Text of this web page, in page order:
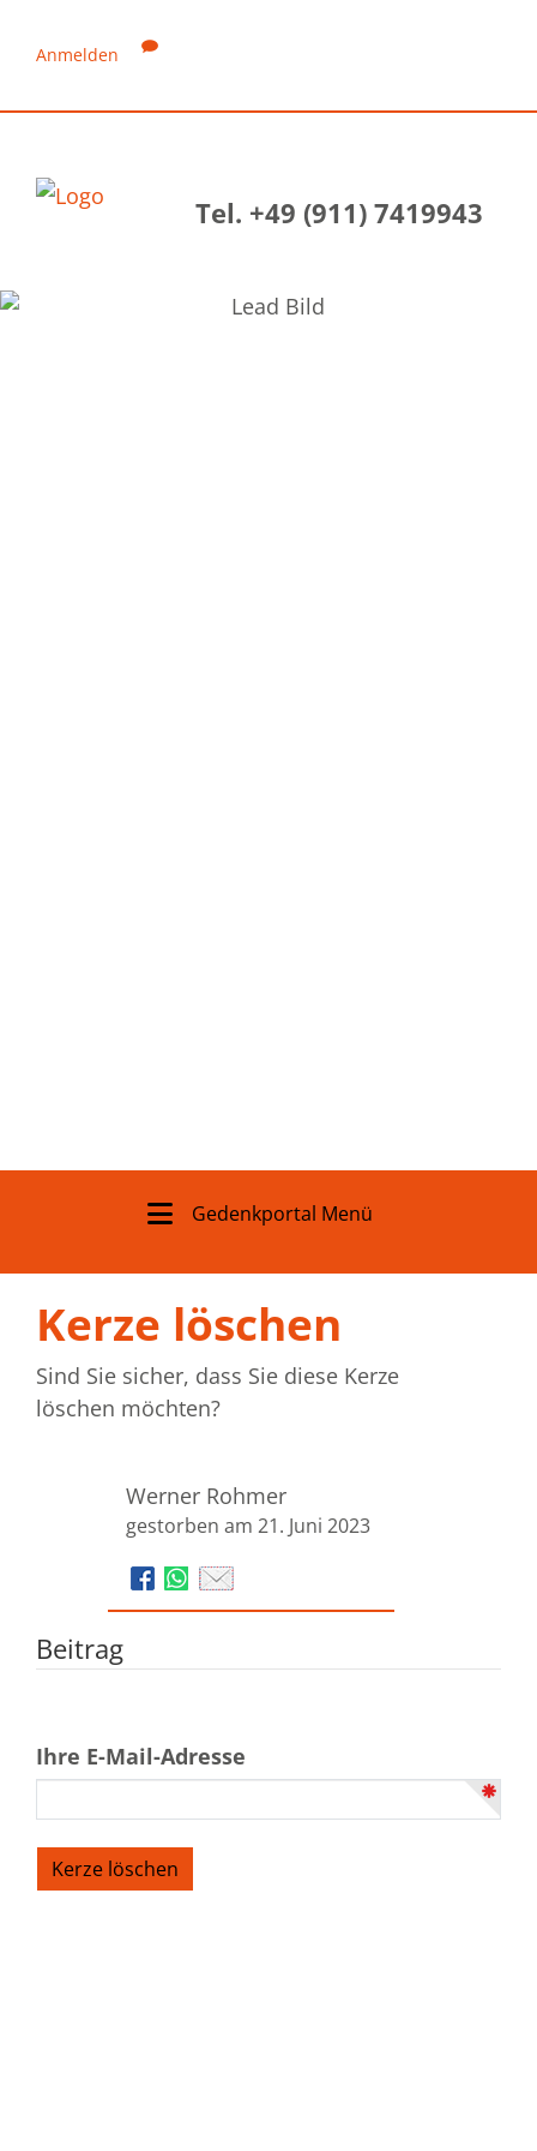
Anmelden
Tel. +49 (911) 7419943
Gedenkportal Menü
Kerze löschen
Sind Sie sicher, dass Sie diese Kerze
löschen möchten?
Werner Rohmer
gestorben am 21. Juni 2023
Beitrag
Ihre E-Mail-Adresse